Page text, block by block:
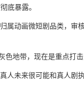
底暴露。
属动画微短剧品类，审
色地带，现在是重点打击
人未来很可能和真人剧